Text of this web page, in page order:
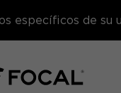
específicos de su